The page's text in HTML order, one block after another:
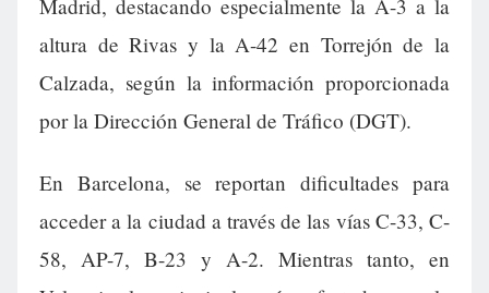
Madrid, destacando especialmente la A-3 a la
altura de Rivas y la A-42 en Torrejón de la
Calzada, según la información proporcionada
por la Dirección General de Tráfico (DGT).
En Barcelona, se reportan dificultades para
acceder a la ciudad a través de las vías C-33, C-
58, AP-7, B-23 y A-2. Mientras tanto, en